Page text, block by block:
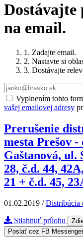
Dostávajte
na email.
1. Zadajte email.
2. Nastavte si
3. Dostávajte
Vyplnením tohto
vašej emailovej adresy
Prerušenie
mesta Prešov
Gaštanová, ul.
28, č.d. 44,
21 + č.d. 45,
01.02.2019 /Distribúcia
Stiahnuť prílohu
Poslať cez FB Messenger